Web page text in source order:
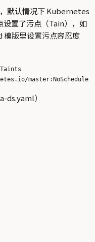
默认情况下 Kubernetes
设置了污点（Tain），如
模版里设置污点容忍度
ds.yaml）